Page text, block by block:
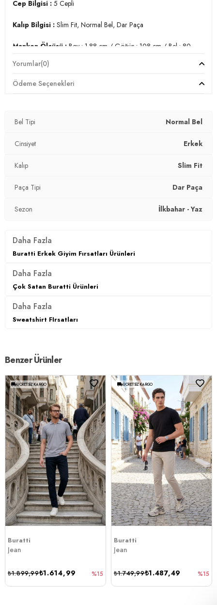
Cep Bilgisi : 5 Cepli
Kalıp Bilgisi : Slim Fit, Normal Bel, Dar Paça
Manken Ölçüsü : Boy : 1.88 cm / Göğüs : 108 cm / Bel : 80
Üretim Yeri :
Türkiye
3DE11124S62NAPOLI.42
Yorumlar(0)
Ödeme Seçenekleri
Bel Tipi Normal Bel
Cinsiyet Erkek
Kalıp Slim Fit
Paça Tipi Dar Paça
Sezon İlkbahar - Yaz
Daha Fazla
Buratti Erkek Giyim Fırsatları Ürünleri
Daha Fazla
Çok Satan Buratti Ürünleri
Daha Fazla
Sweatshirt FIrsatları
Benzer Ürünler
ÜCRETSIZ KARGO
Buratti
Jean
₺1.614,99
₺1.899,99 %15
ÜCRETSIZ KARGO
Buratti
Jean
₺1.487,49
₺1.749,99 %15